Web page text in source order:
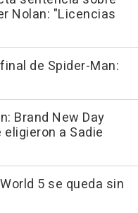
Nolan: "Licencias
de Spider-Man:
Brand New Day
a Sadie
5 se queda sin